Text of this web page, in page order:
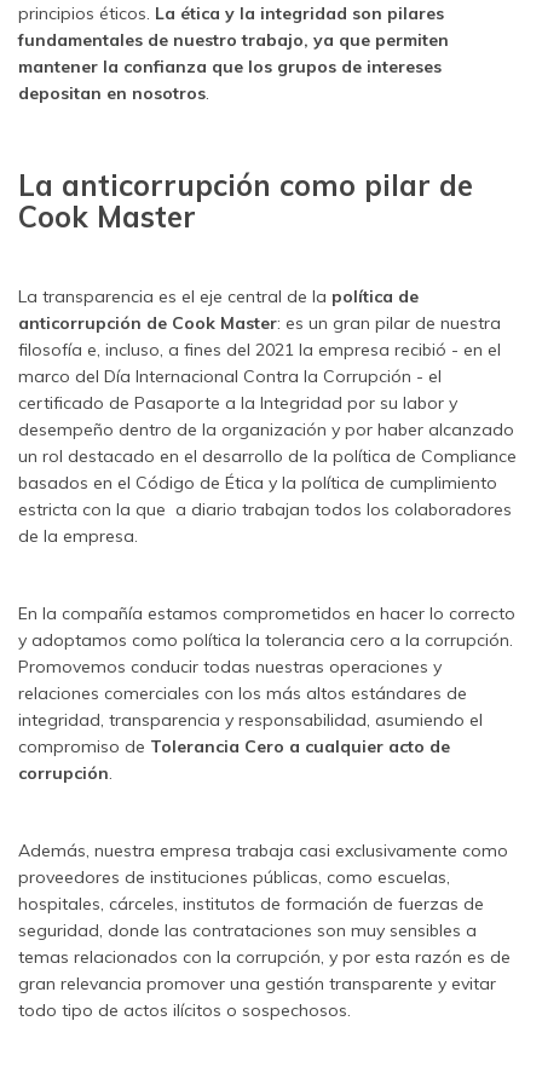
principios éticos. La ética y la integridad son pilares
fundamentales de nuestro trabajo, ya que permiten
mantener la confianza que los grupos de intereses
depositan en nosotros
La anticorrupción como pilar de
Cook Master
La transparencia es el eje central de la política de
anticorrupción de Cook Master: es un gran pilar de nuestra
filosofía e, incluso, a fines del 2021 la empresa recibió - en el
marco del Día Internacional Contra la Corrupción - el
certificado de Pasaporte a la Integridad por su labor y
desempeño dentro de la organización y por haber alcanzado
un rol destacado en el desarrollo de la política de Compliance
basados en el Código de Ética y la política de cumplimiento
estricta con la que a diario trabajan todos los colaboradores
de la empresa.
En la compañía estamos comprometidos en hacer lo correcto
y adoptamos como política la tolerancia cero a la corrupción.
Promovemos conducir todas nuestras operaciones y
relaciones comerciales con los más altos estándares de
integridad, transparencia y responsabilidad, asumiendo el
compromiso de Tolerancia Cero a cualquier acto de
corrupción
Además, nuestra empresa trabaja casi exclusivamente como
proveedores de instituciones públicas, como escuelas,
hospitales, cárceles, institutos de formación de fuerzas de
seguridad, donde las contrataciones son muy sensibles a
temas relacionados con la corrupción, y por esta razón es de
gran relevancia promover una gestión transparente y evitar
todo tipo de actos ilícitos o sospechosos.